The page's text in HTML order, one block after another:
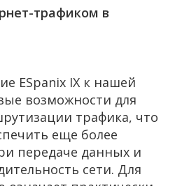
трафиком в
ESpanix IX к нашей
возможности для
трафика, что
еще более
передаче данных и
сети. Для